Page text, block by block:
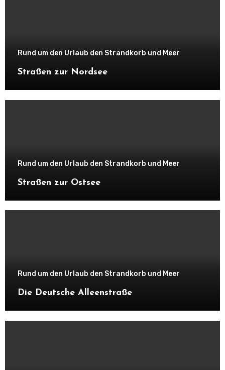
Rund um den Urlaub den Strandkorb und Meer
Straßen zur Nordsee
Rund um den Urlaub den Strandkorb und Meer
Straßen zur Ostsee
Rund um den Urlaub den Strandkorb und Meer
Die Deutsche Alleenstraße